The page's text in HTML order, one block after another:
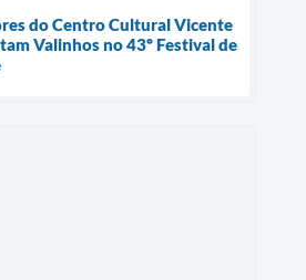
do Centro Cultural Vicente
Valinhos no 43º Festival de